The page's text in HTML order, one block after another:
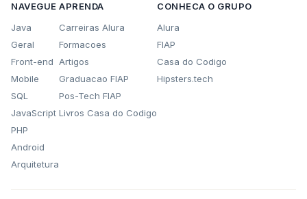
NAVEGUE
Java
Geral
Front-end
Mobile
SQL
JavaScript
PHP
Android
Arquitetura
APRENDA
Carreiras Alura
Formacoes
Artigos
Graduacao FIAP
Pos-Tech FIAP
Livros Casa do Codigo
CONHECA O GRUPO
Alura
FIAP
Casa do Codigo
Hipsters.tech